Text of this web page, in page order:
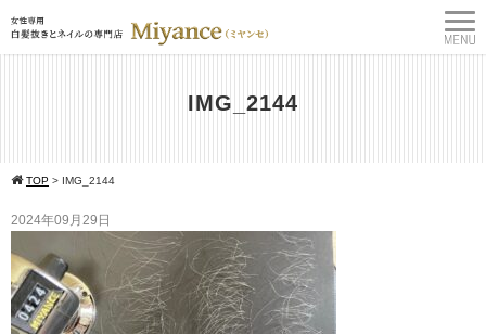
IMG_2144
TOP > IMG_2144
2024年09月29日